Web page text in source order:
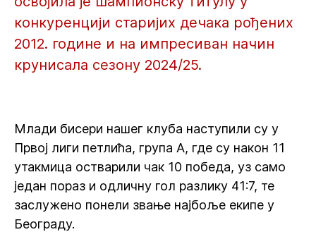
конкуренцији старијих дечака рођених
2012. године и на импресиван начин
крунисала сезону 2024/25.
Млади бисери нашег клуба наступили су у
Првој лиги петлића, група А, где су након 11
утакмица остварили чак 10 победа, уз само
један пораз и одличну гол разлику 41:7, те
заслужено понели звање најбоље екипе у
Београду.